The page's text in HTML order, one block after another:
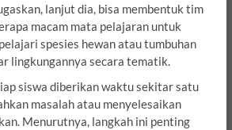
lanjut dia, bisa membentuk tim
macam mata pelajaran untuk
spesies hewan atau tumbuhan
lingkungannya secara tematik.
siswa diberikan waktu sekitar satu
masalah atau menyelesaikan
Menurutnya, langkah ini penting